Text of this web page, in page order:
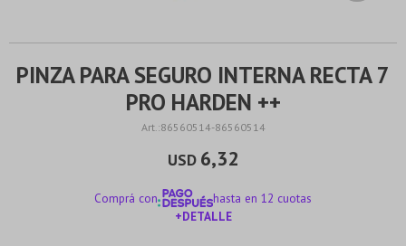
PINZA PARA SEGURO INTERNA RECTA 7
PRO HARDEN ++
86560514-86560514
USD 6,32
Comprá con
hasta en 12 cuotas
+DETALLE